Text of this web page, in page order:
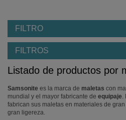
Listado de productos por
Samsonite es la marca de maletas con
mundial y el mayor fabricante de equipaje.
fabrican sus maletas en materiales de
gran ligereza.
FILTRO
FILTROS